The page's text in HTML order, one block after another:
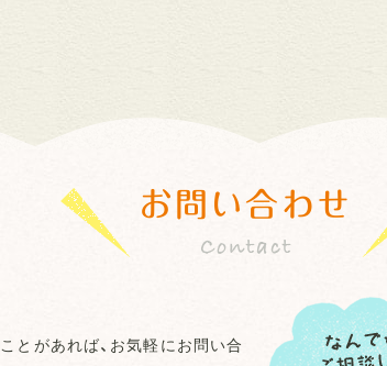
お問い合わせ
とがあれば、お気軽にお問い合